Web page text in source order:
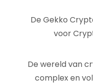
De Gekko
voor
De wereld van
complex en